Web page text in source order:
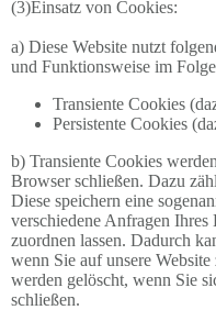
(3)Einsatz von Cookies:
a) Diese Website nutzt
und Funktionsweise im
Transiente Cookies
Persistente Cookies
b) Transiente Cookies
Browser schließen. Dazu
Diese speichern eine
verschiedene Anfragen Ihres
zuordnen lassen. Dadurch
wenn Sie auf unsere
werden gelöscht, wenn Sie
schließen.